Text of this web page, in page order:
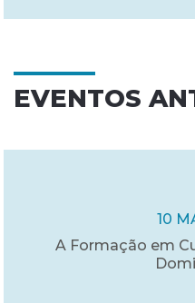
EVENTOS
10
A Formação em